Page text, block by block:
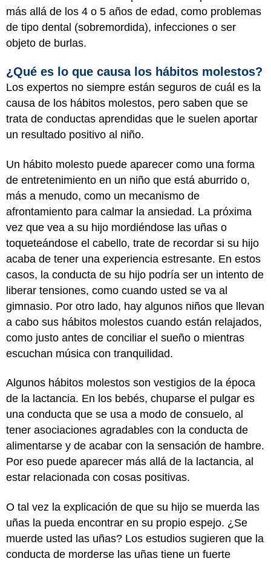
más allá de los 4 o 5 años de edad, como problemas
de tipo dental (sobremordida), infecciones o ser
objeto de burlas.
¿Qué es lo que causa los hábitos molestos?
Los expertos no siempre están seguros de cuál es la
causa de los hábitos molestos, pero saben que se
trata de conductas aprendidas que le suelen aportar
un resultado positivo al niño.
Un hábito molesto puede aparecer como una forma
de entretenimiento en un niño que está aburrido o,
más a menudo, como un mecanismo de
afrontamiento para calmar la ansiedad. La próxima
vez que vea a su hijo mordiéndose las uñas o
toqueteándose el cabello, trate de recordar si su hijo
acaba de tener una experiencia estresante. En estos
casos, la conducta de su hijo podría ser un intento de
liberar tensiones, como cuando usted se va al
gimnasio. Por otro lado, hay algunos niños que llevan
a cabo sus hábitos molestos cuando están relajados,
como justo antes de conciliar el sueño o mientras
escuchan música con tranquilidad.
Algunos hábitos molestos son vestigios de la época
de la lactancia. En los bebés, chuparse el pulgar es
una conducta que se usa a modo de consuelo, al
tener asociaciones agradables con la conducta de
alimentarse y de acabar con la sensación de hambre.
Por eso puede aparecer más allá de la lactancia, al
estar relacionada con cosas positivas.
O tal vez la explicación de que su hijo se muerda las
uñas la pueda encontrar en su propio espejo. ¿Se
muerde usted las uñas? Los estudios sugieren que la
conducta de morderse las uñas tiene un fuerte